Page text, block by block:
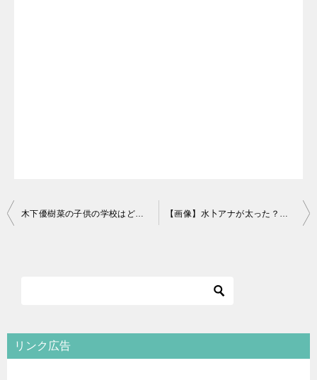
投
シ
木下優樹菜の子供の学校はどこ？長女は受験のないインターに！次女は？ 【画像】水卜アナが太った？『スッキリ』での年末と年明けを比較！
リンク広告